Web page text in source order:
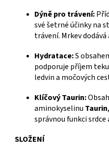
Dýně pro trávení:
své šetrné účinky na
trávení. Mrkev
Hydratace:S
podporuje příjem
ledvin a močových
Klíčový Taurin:
aminokyselinu Taurin
správnou funkci srdce
SLOŽENÍ